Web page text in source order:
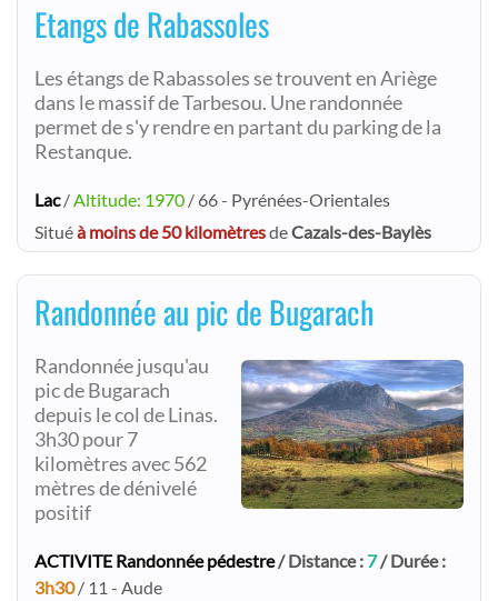
Etangs de Rabassoles
Les étangs de Rabassoles se trouvent en Ariège
dans le massif de Tarbesou. Une randonnée
permet de s'y rendre en partant du parking de la
Restanque.
Lac/Altitude: 1970 / 66 - Pyrénées-Orientales
Situéà moins de 50 kilomètresdeCazals-des-Baylès
Randonnée au pic de Bugarach
Randonnée jusqu'au
pic de Bugarach
depuis le col de Linas.
3h30 pour 7
kilomètres avec 562
mètres de dénivelé
positif
ACTIVITE Randonnée pédestre/ Distance : 7/ Durée :
3h30/ 11 - Aude